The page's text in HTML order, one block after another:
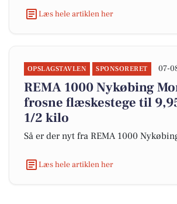
Læs hele artiklen her
OPSLAGSTAVLEN SPONSORERET 07-
REMA 1000 Nykøbing
frosne flæskestege til
1/2 kilo
Så er der nyt fra REMA 1000
Læs hele artiklen her